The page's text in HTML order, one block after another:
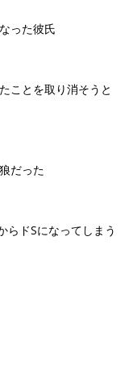
った彼氏
ことを取り消そうと
だった
らドSになってしまう